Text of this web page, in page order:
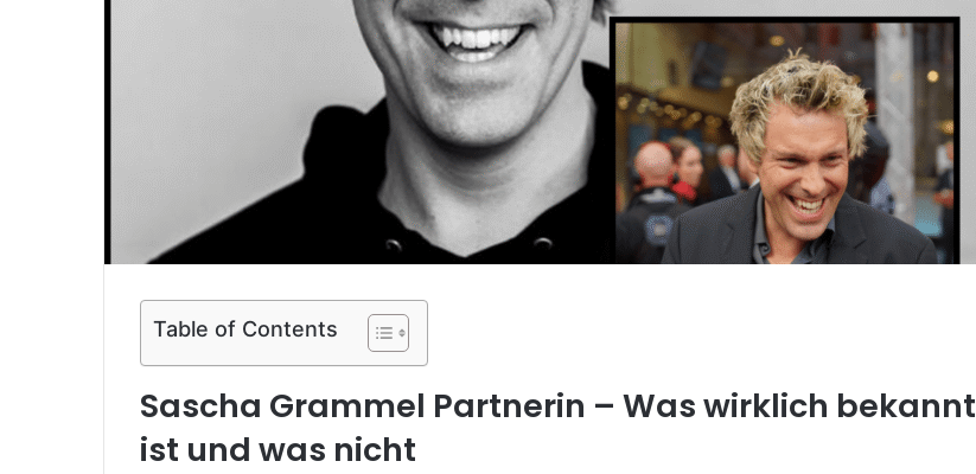
Table of Contents
Sascha Grammel Partnerin – Was wirklich bekannt
ist und was nicht